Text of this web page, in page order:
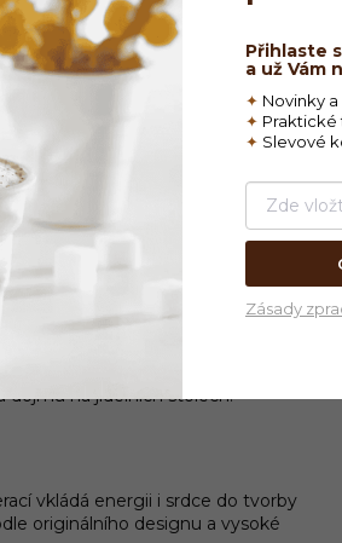
a dezertů.
vytvořit design, který spojí
Caractére. Ta se rychle stala
právě díky svému propracovanému
na jídelních stolech.
vkládá energii i srdce do tvorby
originálního designu a vysoké
Přihlaste
a už Vám
✦ Novinky
✦ Praktické
✦ Slevové
Zásady